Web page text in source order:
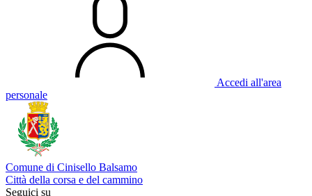
Accedi all'area
personale
Comune di Cinisello Balsamo
Città della corsa e del cammino
Seguici su